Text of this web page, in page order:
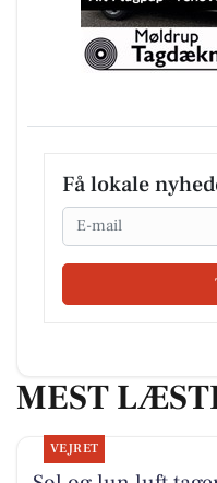
Få lokale
Email
MEST
VEJRET